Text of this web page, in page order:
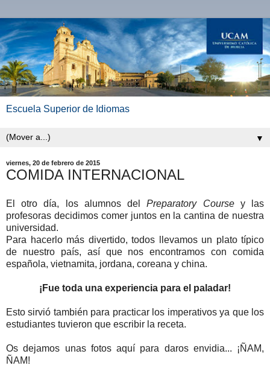
Escuela Superior de Idiomas
▼
viernes, 20 de febrero de 2015
COMIDA INTERNACIONAL
El otro día, los alumnos delPreparatory Coursey las
profesoras decidimos comer juntos en la cantina de nuestra
universidad.
Para hacerlo más divertido, todos llevamos un plato típico
de nuestro país, así que nos encontramos con comida
española, vietnamita, jordana, coreana y china.
¡Fue toda una experiencia para el paladar!
Esto sirvió también para practicar los imperativos ya que los
estudiantes tuvieron que escribir la receta.
Os dejamos unas fotos aquí para daros envidia... ¡ÑAM,
ÑAM!